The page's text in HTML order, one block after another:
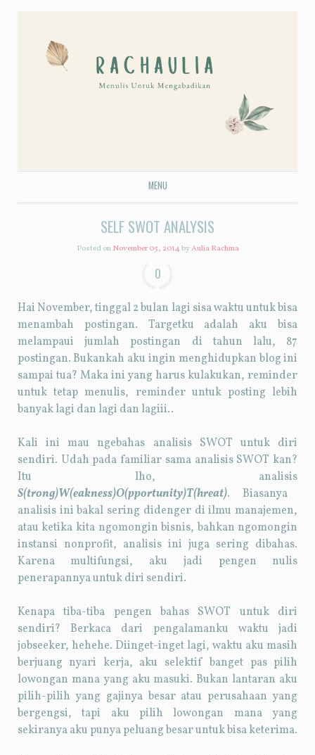
MENU
SKIP TO CONTENT
SELF SWOT ANALYSIS
Posted onNovember 05, 2014byAulia Rachma
0
Hai November, tinggal 2 bulan lagi sisa waktu untuk bisa
menambah postingan. Targetku adalah aku bisa
melampaui jumlah postingan di tahun lalu, 87
postingan. Bukankah aku ingin menghidupkan blog ini
sampai tua? Maka ini yang harus kulakukan, reminder
untuk tetap menulis, reminder untuk posting lebih
banyak lagi dan lagi dan lagiii..
Kali ini mau ngebahas analisis SWOT untuk diri
sendiri. Udah pada familiar sama analisis SWOT kan?
Itu lho, analisis
S(trong)W(eakness)O(pportunity)T(hreat). Biasanya
analisis ini bakal sering didenger di ilmu manajemen,
atau ketika kita ngomongin bisnis, bahkan ngomongin
instansi nonprofit, analisis ini juga sering dibahas.
Karena multifungsi, aku jadi pengen nulis
penerapannya untuk diri sendiri.
Kenapa tiba-tiba pengen bahas SWOT untuk diri
sendiri? Berkaca dari pengalamanku waktu jadi
jobseeker, hehehe. Diinget-inget lagi, waktu aku masih
berjuang nyari kerja, aku selektif banget pas pilih
lowongan mana yang aku masuki. Bukan lantaran aku
pilih-pilih yang gajinya besar atau perusahaan yang
bergengsi, tapi aku pilih lowongan mana yang
sekiranya aku punya peluang besar untuk bisa keterima.